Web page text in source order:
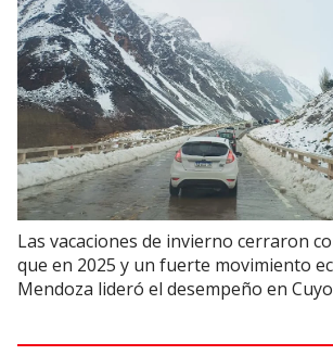
Las vacaciones de invierno cerraron
que en 2025 y un fuerte movimiento
Mendoza lideró el desempeño en